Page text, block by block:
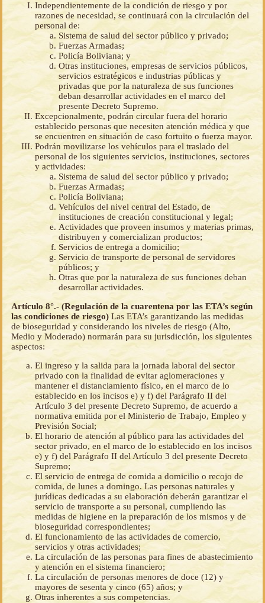
Independientemente de la condición de riesgo y por
razones de necesidad, se continuará con la circulación del
personal de:
Sistema de salud del sector público y privado;
Fuerzas Armadas;
Policía Boliviana; y
Otras instituciones, empresas de servicios públicos,
servicios estratégicos e industrias públicas y
privadas que por la naturaleza de sus funciones
deban desarrollar actividades en el marco del
presente Decreto Supremo.
Excepcionalmente, podrán circular fuera del horario
establecido personas que necesiten atención médica y que
se encuentren en situación de caso fortuito o fuerza mayor.
Podrán movilizarse los vehículos para el traslado del
personal de los siguientes servicios, instituciones, sectores
y actividades:
Sistema de salud del sector público y privado;
Fuerzas Armadas;
Policía Boliviana;
Vehículos del nivel central del Estado, de
instituciones de creación constitucional y legal;
Actividades que proveen insumos y materias primas,
distribuyen y comercializan productos;
Servicios de entrega a domicilio;
Servicio de transporte de personal de servidores
públicos; y
Otras que por la naturaleza de sus funciones deban
desarrollar actividades.
Artículo 8°.- (Regulación de la cuarentena por las ETA’s según
las condiciones de riesgo) Las ETA’s garantizando las medidas
de bioseguridad y considerando los niveles de riesgo (Alto,
Medio y Moderado) normarán para su jurisdicción, los siguientes
aspectos:
El ingreso y la salida para la jornada laboral del sector
privado con la finalidad de evitar aglomeraciones y
mantener el distanciamiento físico, en el marco de lo
establecido en los incisos e) y f) del Parágrafo II del
Artículo 3 del presente Decreto Supremo, de acuerdo a
normativa emitida por el Ministerio de Trabajo, Empleo y
Previsión Social;
El horario de atención al público para las actividades del
sector privado, en el marco de lo establecido en los incisos
e) y f) del Parágrafo II del Artículo 3 del presente Decreto
Supremo;
El servicio de entrega de comida a domicilio o recojo de
comida, de lunes a domingo. Las personas naturales y
jurídicas dedicadas a su elaboración deberán garantizar el
servicio de transporte a su personal, cumpliendo las
medidas de higiene en la preparación de los mismos y de
bioseguridad correspondientes;
El funcionamiento de las actividades de comercio,
servicios y otras actividades;
La circulación de las personas para fines de abastecimiento
y atención en el sistema financiero;
La circulación de personas menores de doce (12) y
mayores de sesenta y cinco (65) años; y
Otras inherentes a sus competencias.